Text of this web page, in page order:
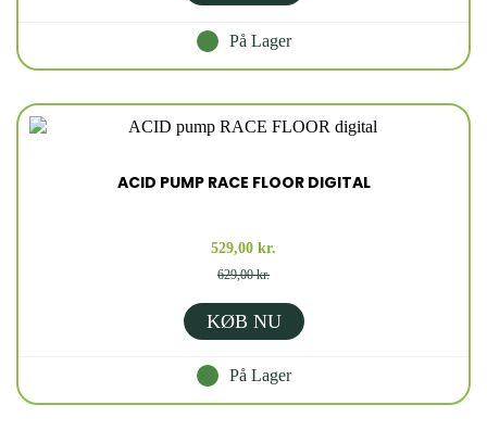
På Lager
ACID PUMP RACE FLOOR DIGITAL
529,00 kr.
629,00 kr.
KØB NU
På Lager